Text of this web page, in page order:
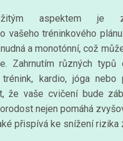
aspektem je
vašeho tréninkového
a monotónní, což
Zahrnutím různých typů
kardio, jóga nebo
že vaše cvičení bude
nejen pomáhá
přispívá ke snížení rizika